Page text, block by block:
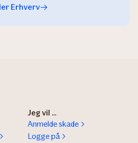
Erhverv
Jeg vil ...
Anmelde skade
Logge på